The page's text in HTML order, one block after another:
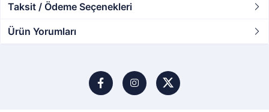
Taksit / Ödeme Seçenekleri
Ürün Yorumları